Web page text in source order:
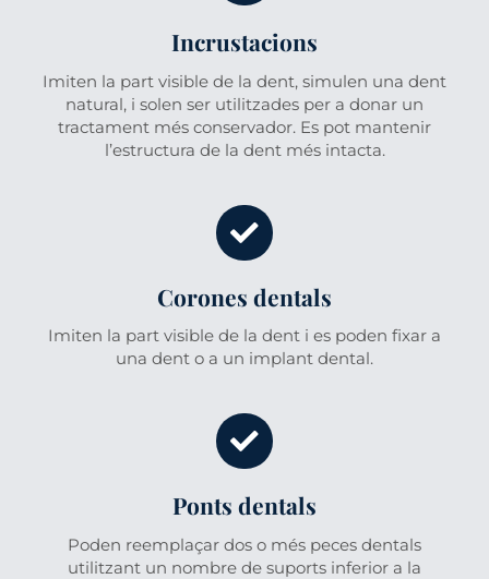
Incrustacions
Imiten la part visible de la dent, simulen una dent
natural, i solen ser utilitzades per a donar un
tractament més conservador. Es pot mantenir
l’estructura de la dent més intacta.
Corones dentals
Imiten la part visible de la dent i es poden fixar a
una dent o a un implant dental.
Ponts dentals
Poden reemplaçar dos o més peces dentals
utilitzant un nombre de suports inferior a la